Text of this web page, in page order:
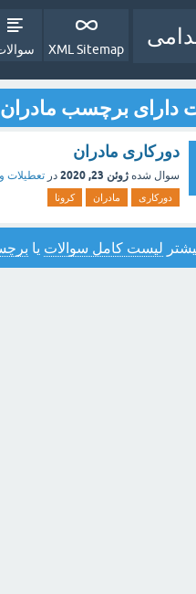
XML Sitemap
دارای برچسب مادران
دورکاری مادران
سوال شده ژوئن 23, 2020 در
دورکاری مادران کرونا
لیست کامل سوالات یا